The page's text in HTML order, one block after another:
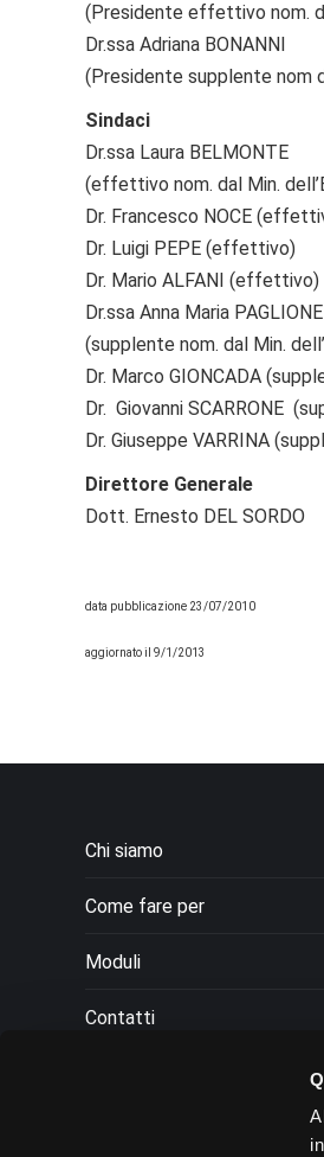
(Presidente effettivo nom.
Dr.ssa Adriana BONANNI
(Presidente supplente nom
Sindaci
Dr.ssa Laura BELMONTE
(effettivo nom. dal Min.
Dr. Francesco NOCE
Dr. Luigi PEPE (effettivo)
Dr. Mario ALFANI (effettivo)
Dr.ssa Anna Maria PAGLIONE
(supplente nom. dal Min.
Dr. Marco GIONCADA
Dr. Giovanni SCARRONE
Dr. Giuseppe VARRINA
Direttore Generale
Dott. Ernesto DEL SORDO
data pubblicazione 23/07/2010
aggiornato il 9/1/2013
Chi siamo
Come fare per
Moduli
Contatti